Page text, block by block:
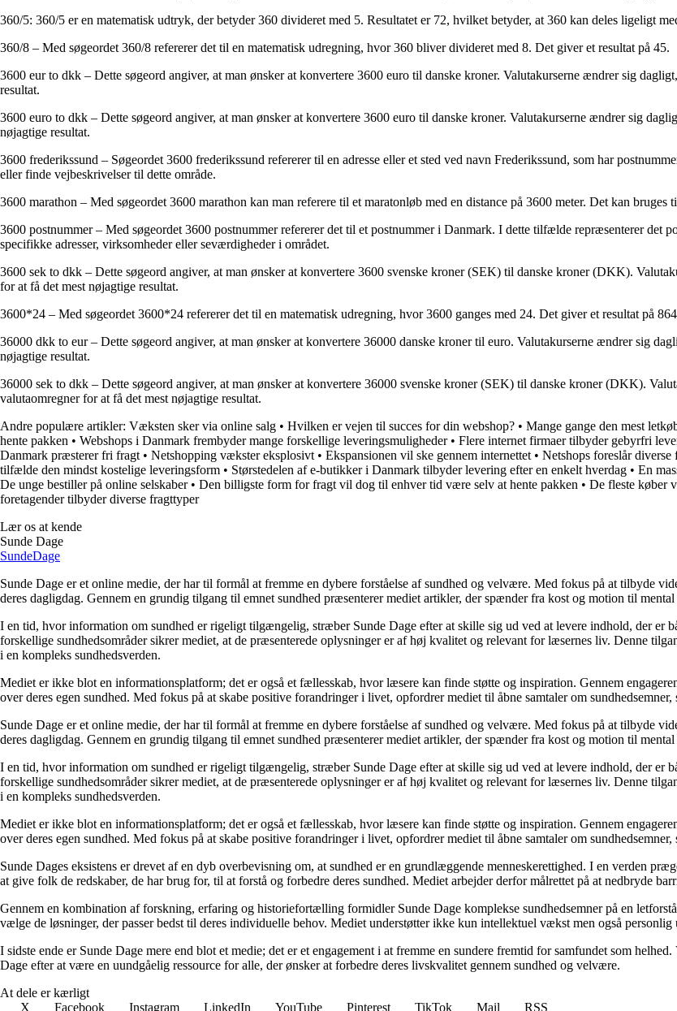
360/5: 360/5 er en matematisk udtryk, der betyder 360 divideret med 5. Resultatet er 72, hvilket betyder, at 360 kan deles ligeligt
360/8 – Med søgeordet 360/8 refererer det til en matematisk udregning, hvor 360 bliver divideret med 8. Det giver et resultat på 45.
3600 eur to dkk – Dette søgeord angiver, at man ønsker at konvertere 3600 euro til danske kroner. Valutakurserne ændrer sig
resultat.
3600 euro to dkk – Dette søgeord angiver, at man ønsker at konvertere 3600 euro til danske kroner. Valutakurserne ændrer sig
nøjagtige resultat.
3600 frederikssund – Søgeordet 3600 frederikssund refererer til en adresse eller et sted ved navn Frederikssund, som har
eller finde vejbeskrivelser til dette område.
3600 marathon – Med søgeordet 3600 marathon kan man referere til et maratonløb med en distance på 3600 meter. Det kan
3600 postnummer – Med søgeordet 3600 postnummer refererer det til et postnummer i Danmark. I dette tilfælde repræsenterer det
specifikke adresser, virksomheder eller seværdigheder i området.
3600 sek to dkk – Dette søgeord angiver, at man ønsker at konvertere 3600 svenske kroner (SEK) til danske kroner (DKK).
for at få det mest nøjagtige resultat.
3600*24 – Med søgeordet 3600*24 refererer det til en matematisk udregning, hvor 3600 ganges med 24. Det giver et resultat på
36000 dkk to eur – Dette søgeord angiver, at man ønsker at konvertere 36000 danske kroner til euro. Valutakurserne ændrer sig
nøjagtige resultat.
36000 sek to dkk – Dette søgeord angiver, at man ønsker at konvertere 36000 svenske kroner (SEK) til danske kroner (DKK).
valutaomregner for at få det mest nøjagtige resultat.
Andre populære artikler: Væksten sker via online salg • Hvilken er vejen til succes for din webshop? • Mange gange den mest
hente pakken • Webshops i Danmark frembyder mange forskellige leveringsmuligheder• Flere internet firmaer tilbyder gebyrfri
Danmark præsterer fri fragt • Netshopping vækster eksplosivt • Ekspansionen vil ske gennem internettet • Netshops foreslår
tilfælde den mindst kostelige leveringsform • Størstedelen af e-butikker i Danmark tilbyder levering efter en enkelt hverdag • En
De unge bestiller på online selskaber• Den billigste form for fragt vil dog til enhver tid være selv at hente pakken • De fleste køber
foretagender tilbyder diverse fragttyper
Lær os at kende
Sunde Dage
SundeDage
Sunde Dage er et online medie, der har til formål at fremme en dybere forståelse af sundhed og velvære. Med fokus på at tilbyde
deres dagligdag. Gennem en grundig tilgang til emnet sundhed præsenterer mediet artikler, der spænder fra kost og motion til
I en tid, hvor information om sundhed er rigeligt tilgængelig, stræber Sunde Dage efter at skille sig ud ved at levere indhold, der er
forskellige sundhedsområder sikrer mediet, at de præsenterede oplysninger er af høj kvalitet og relevant for læsernes liv. Denne
i en kompleks sundhedsverden.
Mediet er ikke blot en informationsplatform; det er også et fællesskab, hvor læsere kan finde støtte og inspiration. Gennem
over deres egen sundhed. Med fokus på at skabe positive forandringer i livet, opfordrer mediet til åbne samtaler om
Sunde Dage er et online medie, der har til formål at fremme en dybere forståelse af sundhed og velvære. Med fokus på at tilbyde
deres dagligdag. Gennem en grundig tilgang til emnet sundhed præsenterer mediet artikler, der spænder fra kost og motion til
I en tid, hvor information om sundhed er rigeligt tilgængelig, stræber Sunde Dage efter at skille sig ud ved at levere indhold, der er
forskellige sundhedsområder sikrer mediet, at de præsenterede oplysninger er af høj kvalitet og relevant for læsernes liv. Denne
i en kompleks sundhedsverden.
Mediet er ikke blot en informationsplatform; det er også et fællesskab, hvor læsere kan finde støtte og inspiration. Gennem
over deres egen sundhed. Med fokus på at skabe positive forandringer i livet, opfordrer mediet til åbne samtaler om
Sunde Dages eksistens er drevet af en dyb overbevisning om, at sundhed er en grundlæggende menneskerettighed. I en verden
at give folk de redskaber, de har brug for, til at forstå og forbedre deres sundhed. Mediet arbejder derfor målrettet på at nedbryde
Gennem en kombination af forskning, erfaring og historiefortælling formidler Sunde Dage komplekse sundhedsemner på en
vælge de løsninger, der passer bedst til deres individuelle behov. Mediet understøtter ikke kun intellektuel vækst men også
I sidste ende er Sunde Dage mere end blot et medie; det er et engagement i at fremme en sundere fremtid for samfundet som
Dage efter at være en uundgåelig ressource for alle, der ønsker at forbedre deres livskvalitet gennem sundhed og velvære.
At dele er kærligt
X
Facebook Instagram LinkedIn YouTube Pinterest TikTok Mail RSS